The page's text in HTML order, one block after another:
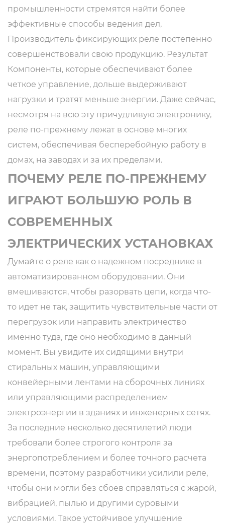
промышленности стремятся найти более
эффективные способы ведения дел,
Производитель фиксирующих реле постепенно
совершенствовали свою продукцию. Результат
Компоненты, которые обеспечивают более
четкое управление, дольше выдерживают
нагрузки и тратят меньше энергии. Даже сейчас,
несмотря на всю эту причудливую электронику,
реле по-прежнему лежат в основе многих
систем, обеспечивая бесперебойную работу в
домах, на заводах и за их пределами.
ПОЧЕМУ РЕЛЕ ПО-ПРЕЖНЕМУ
ИГРАЮТ БОЛЬШУЮ РОЛЬ В
СОВРЕМЕННЫХ
ЭЛЕКТРИЧЕСКИХ УСТАНОВКАХ
Думайте о реле как о надежном посреднике в
автоматизированном оборудовании. Они
вмешиваются, чтобы разорвать цепи, когда что-
то идет не так, защитить чувствительные части от
перегрузок или направить электричество
именно туда, где оно необходимо в данный
момент. Вы увидите их сидящими внутри
стиральных машин, управляющими
конвейерными лентами на сборочных линиях
или управляющими распределением
электроэнергии в зданиях и инженерных сетях.
За последние несколько десятилетий люди
требовали более строгого контроля за
энергопотреблением и более точного расчета
времени, поэтому разработчики усилили реле,
чтобы они могли без сбоев справляться с жарой,
вибрацией, пылью и другими суровыми
условиями. Такое устойчивое улучшение